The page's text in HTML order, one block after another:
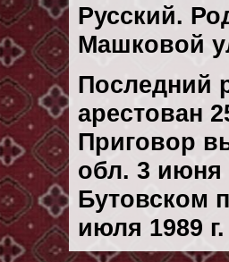
Русский.
Машковой
Последний
арестован
Приговор
обл. 3 июня
Бутовском
июля 1989